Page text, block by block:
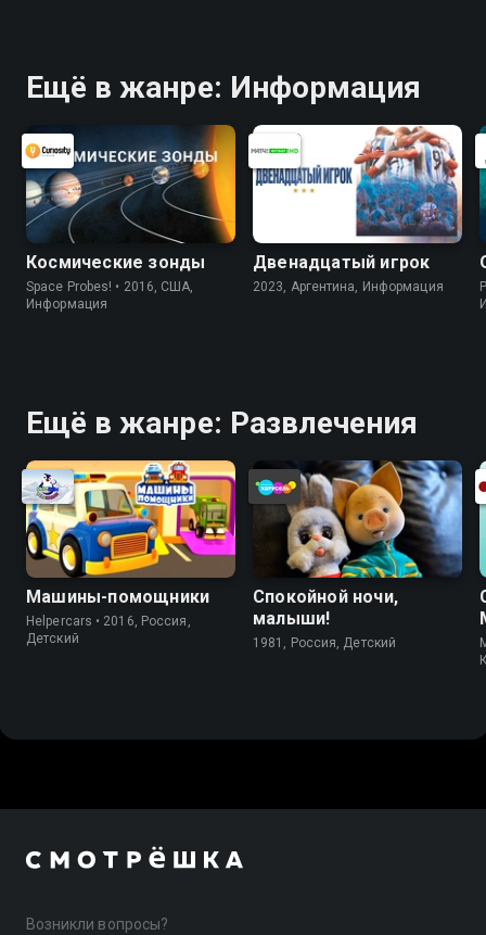
Ещё в жанре: Информация
Космические зонды
Space Probes! • 2016, США,
Информация
Двенадцатый игрок
2023, Аргентина, Информация
Ещё в жанре: Развлечения
Машины-помощники
Helpercars • 2016, Россия,
Детский
Спокойной ночи,
малыши!
1981, Россия, Детский
Возникли вопросы?